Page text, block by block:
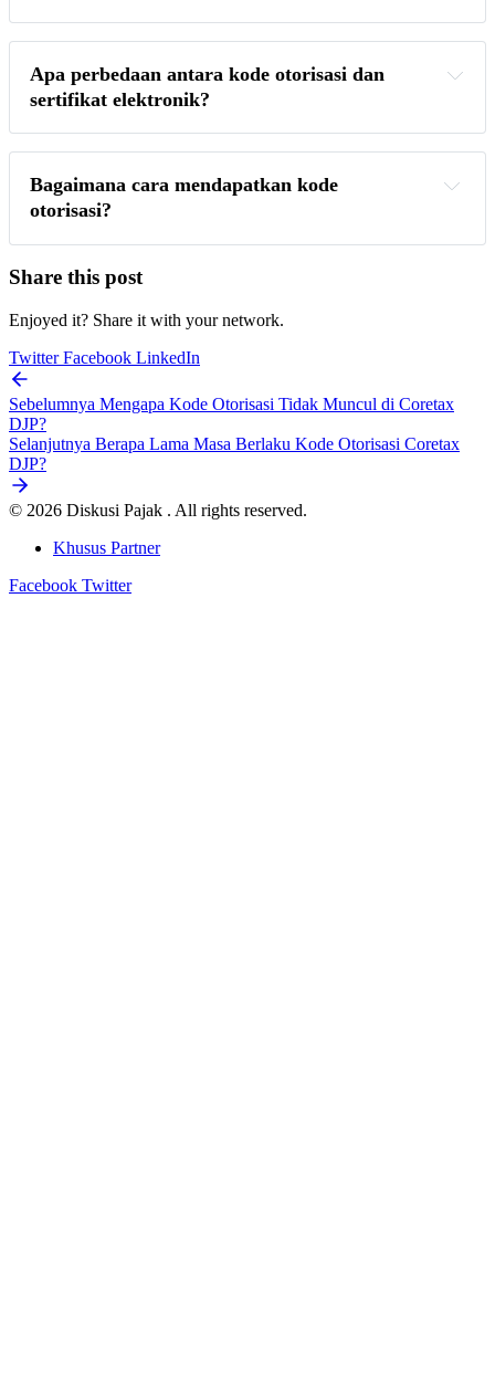
Apa perbedaan antara kode otorisasi dan
sertifikat elektronik?
Bagaimana cara mendapatkan kode
otorisasi?
Share this post
Enjoyed it? Share it with your network.
TwitterFacebook LinkedIn
Sebelumnya Mengapa Kode Otorisasi Tidak Muncul di Coretax
DJP?
Selanjutnya Berapa Lama Masa Berlaku Kode Otorisasi Coretax
DJP?
© 2026 Diskusi Pajak . All rights reserved.
Khusus Partner
Facebook Twitter